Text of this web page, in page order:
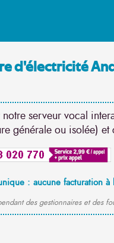
d'électricité
serveur vocal
générale ou isolée) et
: aucune facturation à
des gestionnaires et des